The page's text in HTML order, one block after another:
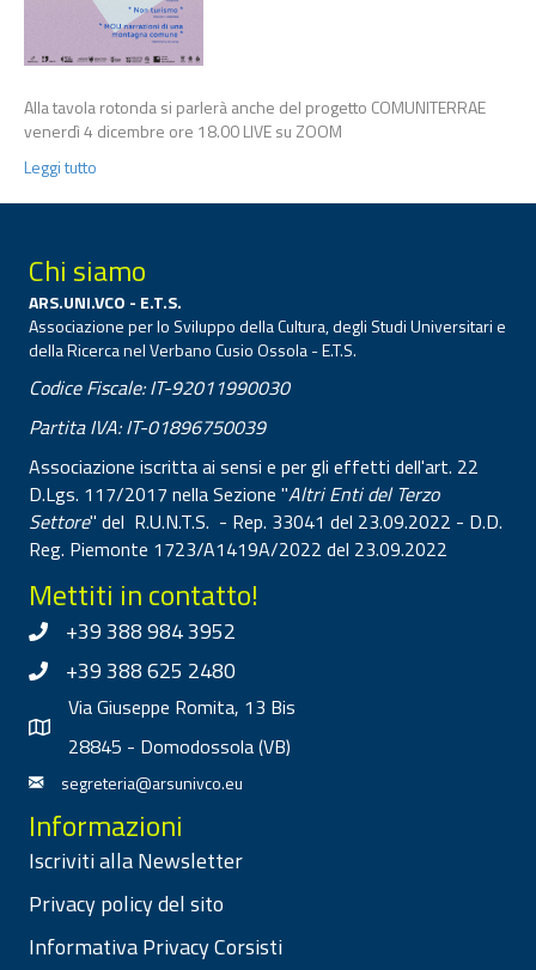
Alla tavola rotonda si parlerà anche del progetto COMUNITERRAE
venerdì 4 dicembre ore 18.00 LIVE su ZOOM
Leggi tutto
Chi siamo
ARS.UNI.VCO - E.T.S.
Associazione per lo Sviluppo della Cultura, degli Studi Universitari e
della Ricerca nel Verbano Cusio Ossola - E.T.S.
Codice Fiscale: IT-92011990030
Partita IVA: IT-01896750039
Associazione iscritta ai sensi e per gli effetti dell'art. 22
D.Lgs. 117/2017 nella Sezione "Altri Enti del Terzo
Settore" del R.U.N.T.S. - Rep. 33041 del 23.09.2022 - D.D.
Reg. Piemonte 1723/A1419A/2022 del 23.09.2022
Mettiti in contatto!
+39 388 984 3952
+39 388 625 2480
Via Giuseppe Romita, 13 Bis
28845 - Domodossola (VB)
segreteria@arsunivco.eu
Informazioni
Iscriviti alla Newsletter
Privacy policy del sito
Informativa Privacy Corsisti